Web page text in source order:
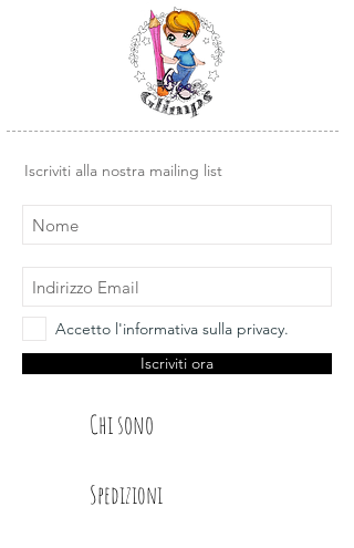
Semplici da usare, basta rimuovere il
timbro dal supporto trasparente e
posizionarlo su un blocco di acrilico o
un altra base liscia in plexiglass.
Iscriviti alla nostra mailing list
Accetto l'informativa sulla privacy.
Iscriviti ora
Chi sono
Spedizioni